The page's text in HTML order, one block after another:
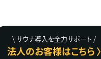
\ サウナ導入を全力サポート /
法人のお客様はこちら 〉